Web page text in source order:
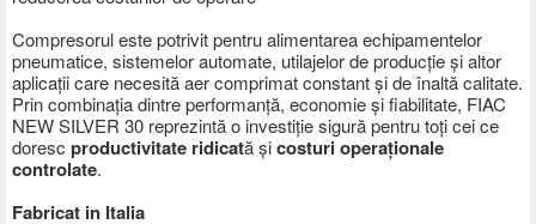
Compresorul este potrivit pentru alimentarea echipamentelor
pneumatice, sistemelor automate, utilajelor de producție și altor
aplicații care necesită aer comprimat constant și de înaltă calitate.
Prin combinația dintre performanță, economie și fiabilitate, FIAC
NEW SILVER 30 reprezintă o investiție sigură pentru toți cei ce
doresc productivitate ridicată șicosturi operaționale
controlate.
Fabricat in Italia